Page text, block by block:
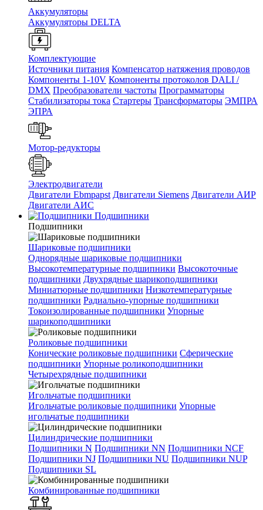
Аккумуляторы
Аккумуляторы DELTA
Комплектующие
Источники питания Компенсатор натяжения проводов
Компоненты 1-10V Компоненты протоколов DALI /
DMX Преобразователи частоты Программаторы
Стабилизаторы тока Стартеры Трансформаторы ЭМПРА
ЭПРА
Мотор-редукторы
Электродвигатели
Двигатели Ebmpapst Двигатели Siemens Двигатели АИР
Двигатели АИС
Подшипники
Подшипники
Шариковые подшипники
Однорядные шариковые подшипники
Высокотемпературные подшипники Высокоточные
подшипники Двухрядные шарикоподшипники
Миниатюрные подшипники Низкотемпературные
подшипники Радиально-упорные подшипники
Токоизолированные подшипники Упорные
шарикоподшипники
Роликовые подшипники
Конические роликовые подшипники Сферические
подшипники Упорные роликоподшипники
Четырехрядные подшипники
Игольчатые подшипники
Игольчатые роликовые подшипники Упорные
игольчатые подшипники
Цилиндрические подшипники
Подшипники N Подшипники NN Подшипники NCF
Подшипники NJ Подшипники NU Подшипники NUP
Подшипники SL
Комбинированные подшипники